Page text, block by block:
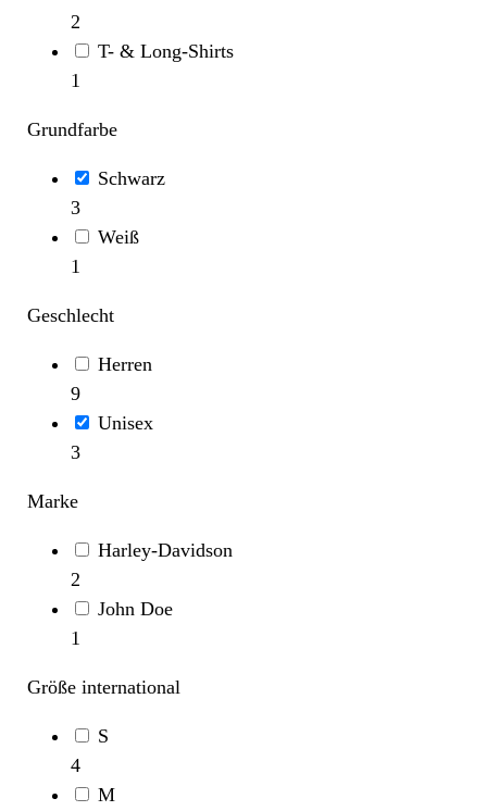
2
T- & Long-Shirts
1
Grundfarbe
Schwarz
3
Weiß
1
Geschlecht
Herren
9
Unisex
3
Marke
Harley-Davidson
2
John Doe
1
Größe international
S
4
M